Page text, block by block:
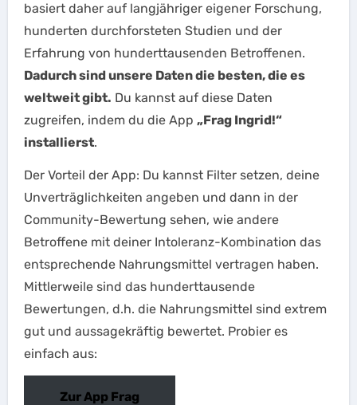
basiert daher auf langjähriger eigener Forschung,
hunderten durchforsteten Studien und der
Erfahrung von hunderttausenden Betroffenen.
Dadurch sind unsere Daten die besten, die es
weltweit gibt. Du kannst auf diese Daten
zugreifen, indem du die App „Frag Ingrid!“
installierst.
Der Vorteil der App: Du kannst Filter setzen, deine
Unverträglichkeiten angeben und dann in der
Community-Bewertung sehen, wie andere
Betroffene mit deiner Intoleranz-Kombination das
entsprechende Nahrungsmittel vertragen haben.
Mittlerweile sind das hunderttausende
Bewertungen, d.h. die Nahrungsmittel sind extrem
gut und aussagekräftig bewertet. Probier es
einfach aus:
Zur App Frag